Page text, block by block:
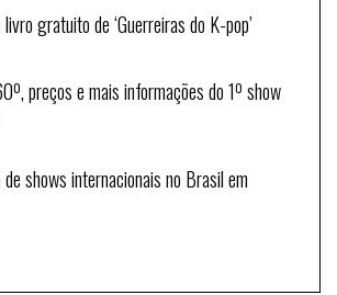
gratuito de ‘Guerreiras do K-pop’
preços e mais informações do 1º show
shows internacionais no Brasil em